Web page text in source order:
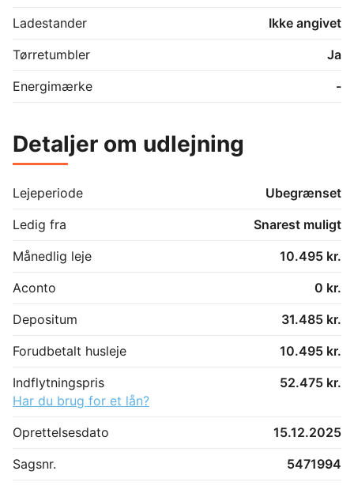
Ladestander
Ikke angivet
Tørretumbler
Ja
Energimærke
-
Detaljer om udlejning
Lejeperiode
Ubegrænset
Ledig fra
Snarest muligt
Månedlig leje
10.495 kr.
Aconto
0 kr.
Depositum
31.485 kr.
Forudbetalt husleje
10.495 kr.
Indflytningspris
52.475 kr.
Har du brug for et lån?
Oprettelsesdato
15.12.2025
Sagsnr.
5471994